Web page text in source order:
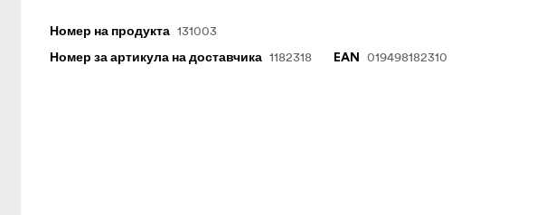
Номер на продукта 131003
Номер за артикула на доставчика 1182318 EAN 019498182310